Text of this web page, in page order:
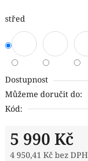
střed
Dostupnost
Můžeme doručit do:
Kód:
5 990 Kč
4 950,41 Kč bez DPH